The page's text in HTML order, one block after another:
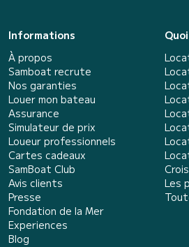
Informations
À propos
Samboat recrute
Nos garanties
Louer mon bateau
Assurance
Simulateur de prix
Loueur professionnels
Cartes cadeaux
SamBoat Club
Avis clients
Presse
Fondation de la Mer
Experiences
Blog
Les